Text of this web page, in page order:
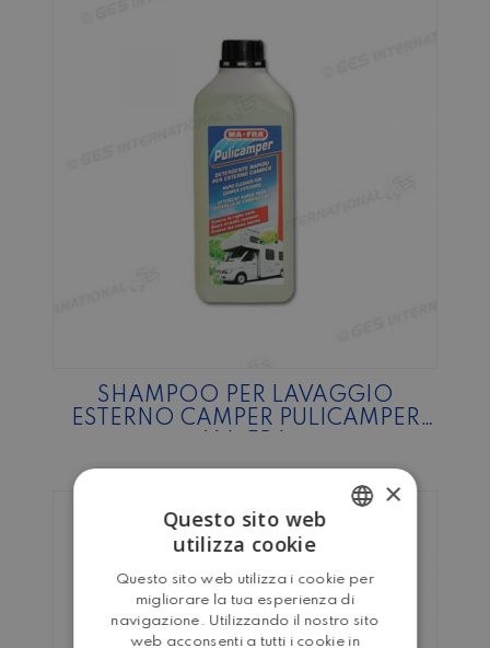
SHAMPOO PER LAVAGGIO
ESTERNO CAMPER PULICAMPER
ENGLISH
×
Questo sito web
utilizza cookie
Questo sito web utilizza i cookie per
migliorare la tua esperienza di
navigazione. Utilizzando il nostro sito
web acconsenti a tutti i cookie in